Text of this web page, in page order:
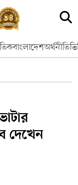
বাংলাদেশঅর্থনীতি
দেখেন